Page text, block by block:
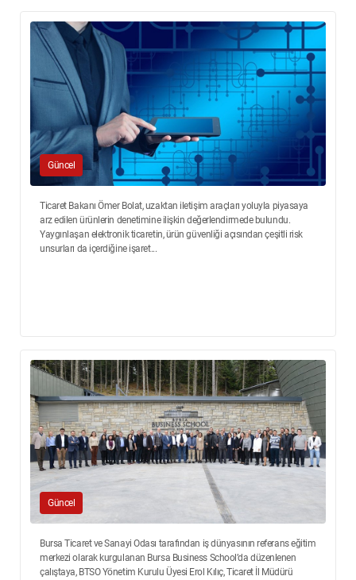
Güncel
Ticaret Bakanı Ömer Bolat, uzaktan iletişim araçları yoluyla piyasaya
arz edilen ürünlerin denetimine ilişkin değerlendirmede bulundu.
Yaygınlaşan elektronik ticaretin, ürün güvenliği açısından çeşitli risk
unsurları da içerdiğine işaret...
Güncel
Bursa Ticaret ve Sanayi Odası tarafından iş dünyasının referans eğitim
merkezi olarak kurgulanan Bursa Business School’da düzenlenen
çalıştaya, BTSO Yönetim Kurulu Üyesi Erol Kılıç, Ticaret İl Müdürü